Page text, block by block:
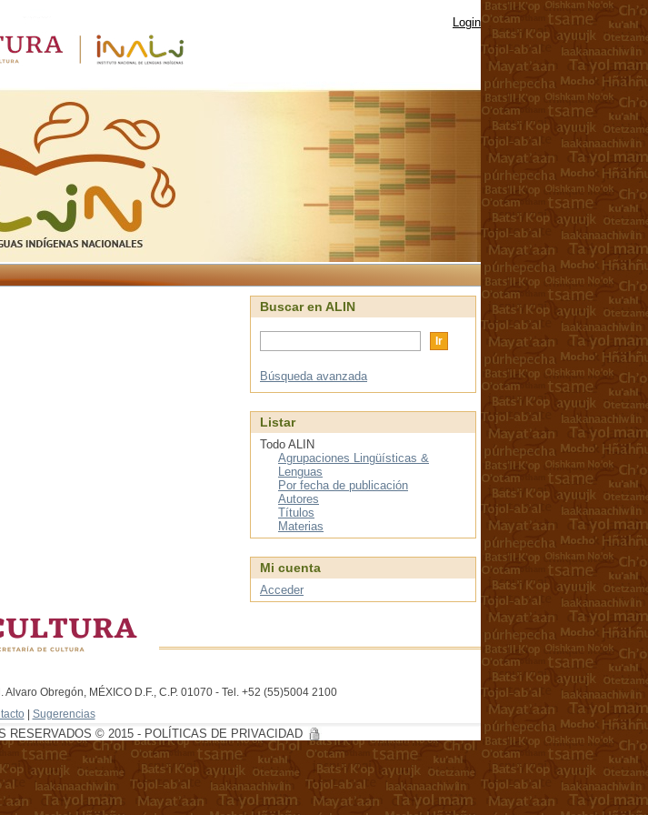
Login
Buscar en ALIN
Búsqueda avanzada
Listar
Todo ALIN
Agrupaciones Lingüísticas &
Lenguas
Por fecha de publicación
Autores
Títulos
Materias
Mi cuenta
Acceder
Obregón, MÉXICO D.F., C.P. 01070 - Tel. +52 (55)5004 2100
| Sugerencias
RESERVADOS © 2015 - POLÍTICAS DE PRIVACIDAD